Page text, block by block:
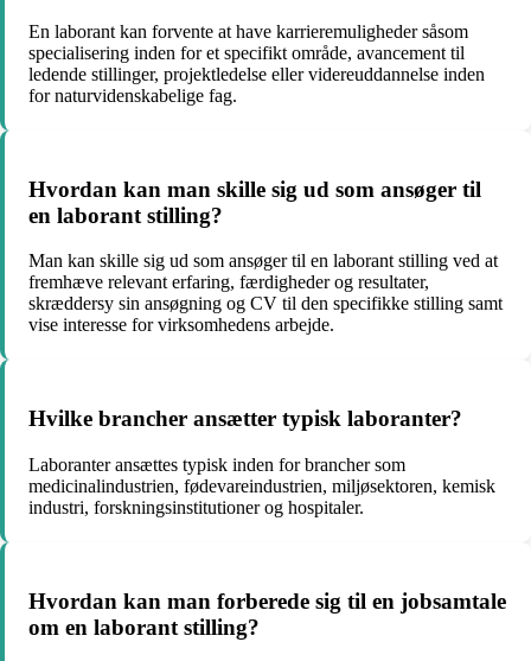
En laborant kan forvente at have karrieremuligheder såsom
specialisering inden for et specifikt område, avancement til
ledende stillinger, projektledelse eller videreuddannelse inden
for naturvidenskabelige fag.
Hvordan kan man skille sig ud som ansøger til
en laborant stilling?
Man kan skille sig ud som ansøger til en laborant stilling ved at
fremhæve relevant erfaring, færdigheder og resultater,
skræddersy sin ansøgning og CV til den specifikke stilling samt
vise interesse for virksomhedens arbejde.
Hvilke brancher ansætter typisk laboranter?
Laboranter ansættes typisk inden for brancher som
medicinalindustrien, fødevareindustrien, miljøsektoren, kemisk
industri, forskningsinstitutioner og hospitaler.
Hvordan kan man forberede sig til en jobsamtale
om en laborant stilling?